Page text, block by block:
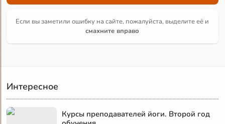
Если вы заметили ошибку на сайте, пожалуйста, выделите её и
смахните вправо
Интересное
Курсы преподавателей йоги. Второй год